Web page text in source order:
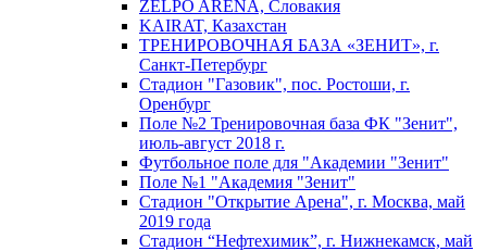
ZELPO ARENA, Словакия
KAIRAT, Казахстан
ТРЕНИРОВОЧНАЯ БАЗА «ЗЕНИТ», г.
Санкт-Петербург
Стадион "Газовик", пос. Ростоши, г.
Оренбург
Поле №2 Тренировочная база ФК "Зенит",
июль-август 2018 г.
Футбольное поле для "Академии "Зенит"
Поле №1 "Академия "Зенит"
Стадион "Открытие Арена", г. Москва, май
2019 года
Стадион “Нефтехимик”, г. Нижнекамск, май